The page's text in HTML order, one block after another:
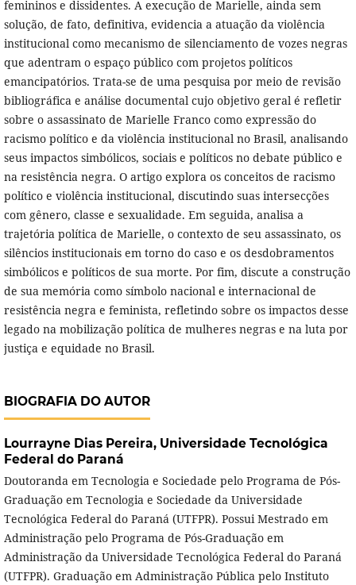
femininos e dissidentes. A execução de Marielle, ainda sem
solução, de fato, definitiva, evidencia a atuação da violência
institucional como mecanismo de silenciamento de vozes negras
que adentram o espaço público com projetos políticos
emancipatórios. Trata-se de uma pesquisa por meio de revisão
bibliográfica e análise documental cujo objetivo geral é refletir
sobre o assassinato de Marielle Franco como expressão do
racismo político e da violência institucional no Brasil, analisando
seus impactos simbólicos, sociais e políticos no debate público e
na resistência negra. O artigo explora os conceitos de racismo
político e violência institucional, discutindo suas intersecções
com gênero, classe e sexualidade. Em seguida, analisa a
trajetória política de Marielle, o contexto de seu assassinato, os
silêncios institucionais em torno do caso e os desdobramentos
simbólicos e políticos de sua morte. Por fim, discute a construção
de sua memória como símbolo nacional e internacional de
resistência negra e feminista, refletindo sobre os impactos desse
legado na mobilização política de mulheres negras e na luta por
justiça e equidade no Brasil.
BIOGRAFIA DO AUTOR
Lourrayne Dias Pereira, Universidade Tecnológica
Federal do Paraná
Doutoranda em Tecnologia e Sociedade pelo Programa de Pós-
Graduação em Tecnologia e Sociedade da Universidade
Tecnológica Federal do Paraná (UTFPR). Possui Mestrado em
Administração pelo Programa de Pós-Graduação em
Administração da Universidade Tecnológica Federal do Paraná
(UTFPR). Graduação em Administração Pública pelo Instituto